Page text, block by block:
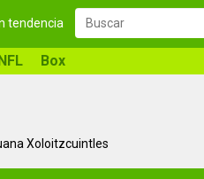
tendencia
Box
Xoloitzcuintles